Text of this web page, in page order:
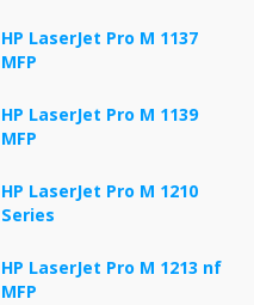
HP LaserJet Pro M 1137
MFP
HP LaserJet Pro M 1139
MFP
HP LaserJet Pro M 1210
Series
HP LaserJet Pro M 1213 nf
MFP